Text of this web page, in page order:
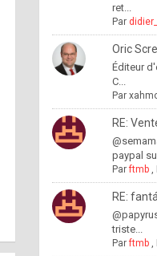
ret...
Par
Oric
Éditeur
C...
Par
RE:
paypal
Parftmb,
RE:
triste...
Parftmb,